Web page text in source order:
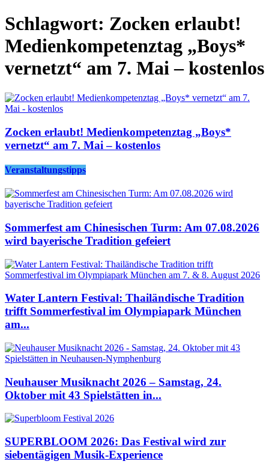
Schlagwort: Zocken erlaubt!
Medienkompetenztag „Boys*
vernetzt“ am 7. Mai – kostenlos
Zocken erlaubt! Medienkompetenztag „Boys*
vernetzt“ am 7. Mai – kostenlos
Veranstaltungstipps
Sommerfest am Chinesischen Turm: Am 07.08.2026
wird bayerische Tradition gefeiert
Water Lantern Festival: Thailändische Tradition
trifft Sommerfestival im Olympiapark München
am...
Neuhauser Musiknacht 2026 – Samstag, 24.
Oktober mit 43 Spielstätten in...
SUPERBLOOM 2026: Das Festival wird zur
siebentägigen Musik-Experience